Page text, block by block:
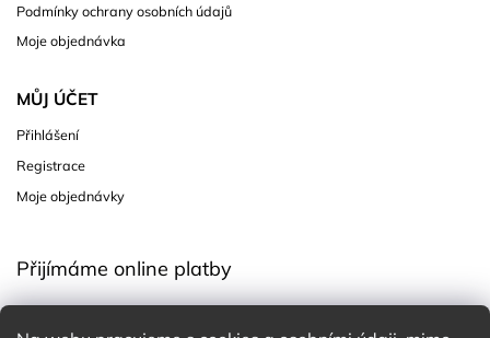
Podmínky ochrany osobních údajů
Moje objednávka
MŮJ ÚČET
Přihlášení
Registrace
Moje objednávky
Přijímáme online platby